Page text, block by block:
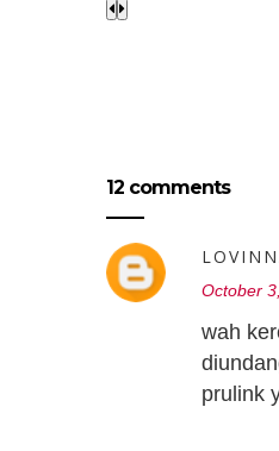
12 comments
October
wah
prulink